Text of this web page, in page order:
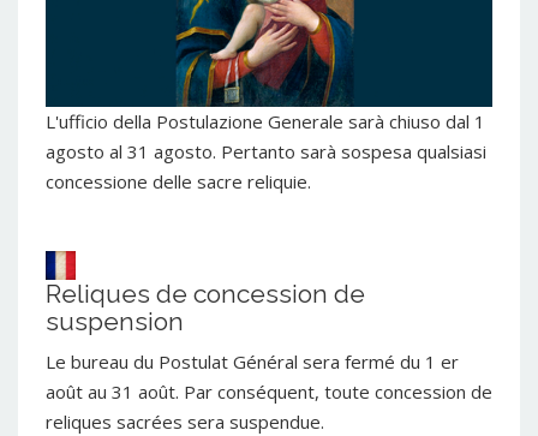
L'ufficio della Postulazione Generale sarà chiuso dal 1
agosto al 31 agosto. Pertanto sarà sospesa qualsiasi
concessione delle sacre reliquie.
Reliques de concession de
suspension
Le bureau du Postulat Général sera fermé du 1 er
août au 31 août. Par conséquent, toute concession de
reliques sacrées sera suspendue.